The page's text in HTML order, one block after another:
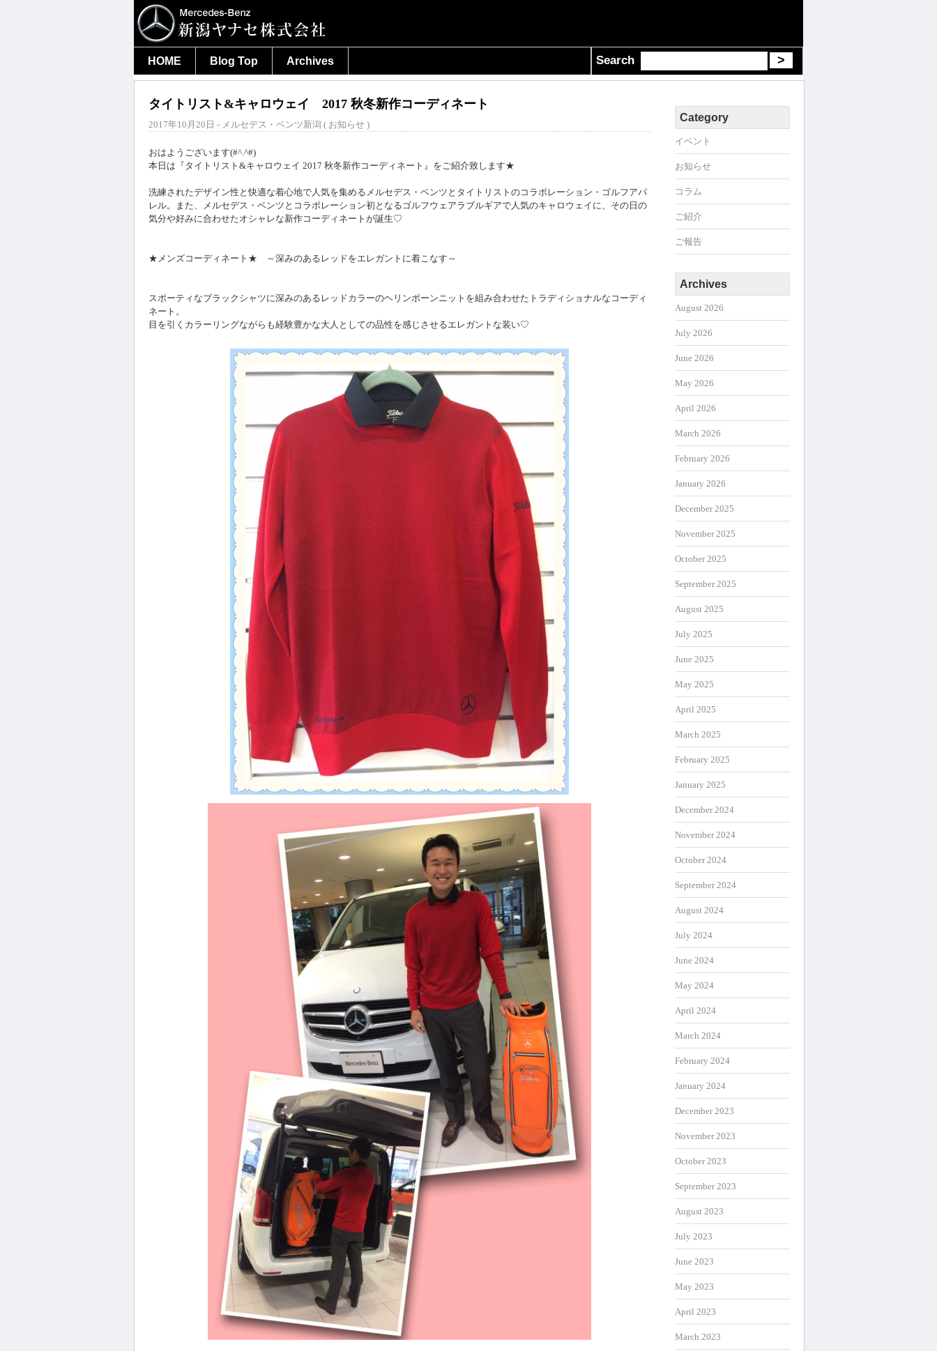
HOME Blog Top Archives Search
タイトリスト&キャロウェイ 2017 秋冬新作コーディネート
2017年10月20日 - メルセデス・ベンツ新潟 ( お知らせ )
おはようございます(#^.^#)
本日は『タイトリスト&キャロウェイ 2017 秋冬新作コーディネート』をご紹介致します★
洗練されたデザイン性と快適な着心地で人気を集めるメルセデス・ベンツとタイトリストのコラボレーション・ゴルフアパ
レル。また、メルセデス・ベンツとコラボレーション初となるゴルフウェアラブルギアで人気のキャロウェイに、その日の
気分や好みに合わせたオシャレな新作コーディネートが誕生♡
★メンズコーディネート★ ～深みのあるレッドをエレガントに着こなす～
スポーティなブラックシャツに深みのあるレッドカラーのヘリンボーンニットを組み合わせたトラディショナルなコーディ
ネート。
目を引くカラーリングながらも経験豊かな大人としての品性を感じさせるエレガントな装い♡
Category
イベント
お知らせ
コラム
ご紹介
ご報告
Archives
August 2026
July 2026
June 2026
May 2026
April 2026
March 2026
February 2026
January 2026
December 2025
November 2025
October 2025
September 2025
August 2025
July 2025
June 2025
May 2025
April 2025
March 2025
February 2025
January 2025
December 2024
November 2024
October 2024
September 2024
August 2024
July 2024
June 2024
May 2024
April 2024
March 2024
February 2024
January 2024
December 2023
November 2023
October 2023
September 2023
August 2023
July 2023
June 2023
May 2023
April 2023
March 2023